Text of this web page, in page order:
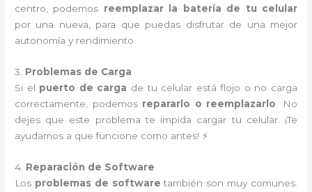
centro, podemos reemplazar la batería de tu celular
por una nueva, para que puedas disfrutar de una mejor
autonomía y rendimiento.
3. Problemas de Carga
Si el puerto de carga de tu celular está flojo o no carga
correctamente, podemos repararlo o reemplazarlo . No
dejes que este problema te impida cargar tu celular. ¡Te
ayudamos a que funcione como antes! ⚡
4. Reparación de Software
Los problemas de software también son muy comunes.